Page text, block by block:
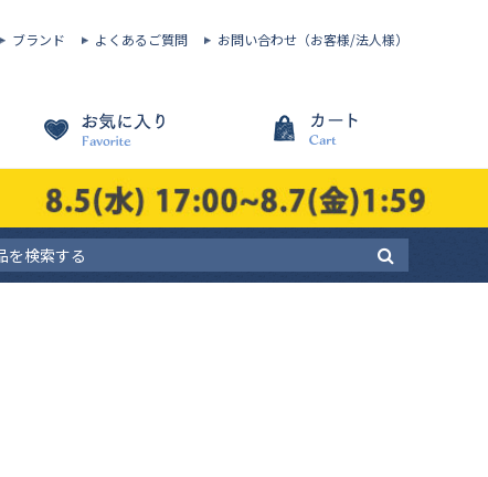
ブランド よくあるご質問 お問い合わせ（お客様/法人様）